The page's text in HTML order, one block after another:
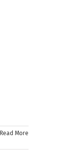
Read More